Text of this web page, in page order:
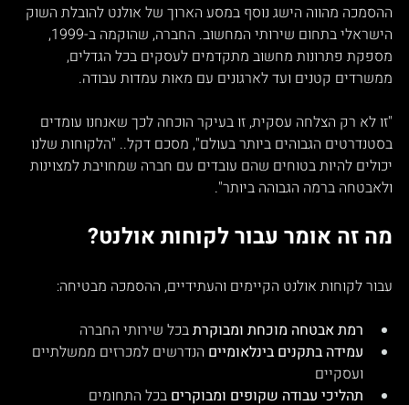
ההסמכה מהווה הישג נוסף במסע הארוך של אולנט להובלת השוק
הישראלי בתחום שירותי המחשוב. החברה, שהוקמה ב-1999,
מספקת פתרונות מחשוב מתקדמים לעסקים בכל הגדלים,
ממשרדים קטנים ועד לארגונים עם מאות עמדות עבודה.
"זו לא רק הצלחה עסקית, זו בעיקר הוכחה לכך שאנחנו עומדים
בסטנדרטים הגבוהים ביותר בעולם", מסכם דקל.. "הלקוחות שלנו
יכולים להיות בטוחים שהם עובדים עם חברה שמחויבת למצוינות
ולאבטחה ברמה הגבוהה ביותר".
מה זה אומר עבור לקוחות אולנט?
עבור לקוחות אולנט הקיימים והעתידיים, ההסמכה מבטיחה:
רמת אבטחה מוכחת ומבוקרת בכל שירותי החברה
עמידה בתקנים בינלאומיים הנדרשים למכרזים ממשלתיים
ועסקיים
תהליכי עבודה שקופים ומבוקרים בכל התחומים